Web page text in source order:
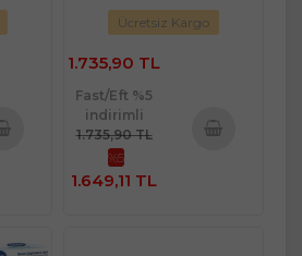
Ücretsiz Kargo
1.735,90 TL
Fast/Eft %5
indirimli
1.735,90 TL
%5
1.649,11 TL